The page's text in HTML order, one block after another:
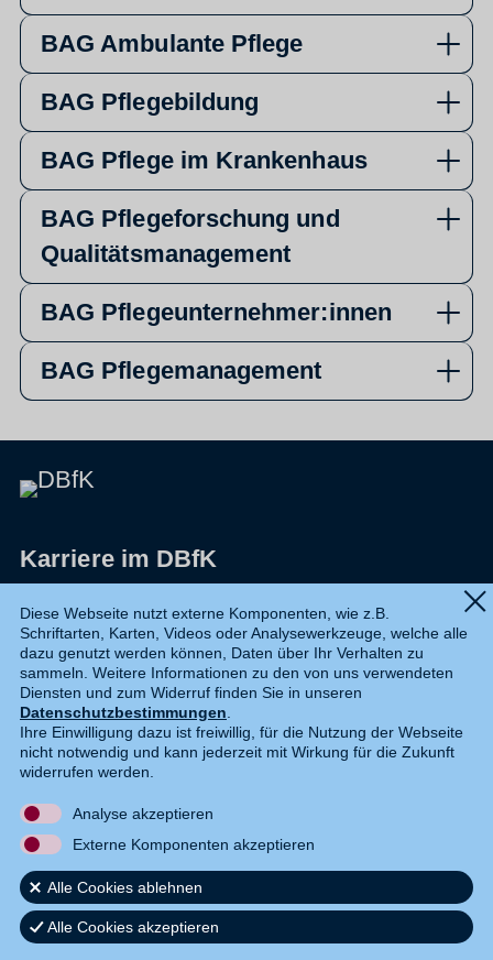
BAG Ambulante Pflege
BAG Pflegebildung
BAG Pflege im Krankenhaus
BAG Pflegeforschung und
Qualitätsmanagement
BAG Pflegeunternehmer:innen
BAG Pflegemanagement
Karriere im DBfK
Datenschutz
Shop
Widerruf
Kontakt
DE EN
Diese Webseite nutzt externe Komponenten, wie z.B.
Schriftarten, Karten, Videos oder Analysewerkzeuge, welche alle
dazu genutzt werden können, Daten über Ihr Verhalten zu
sammeln. Weitere Informationen zu den von uns verwendeten
Diensten und zum Widerruf finden Sie in unseren
Datenschutzbestimmungen.
Ihre Einwilligung dazu ist freiwillig, für die Nutzung der Webseite
nicht notwendig und kann jederzeit mit Wirkung für die Zukunft
widerrufen werden.
Analyse akzeptieren
Externe Komponenten akzeptieren
Alle Cookies ablehnen
Alle Cookies akzeptieren